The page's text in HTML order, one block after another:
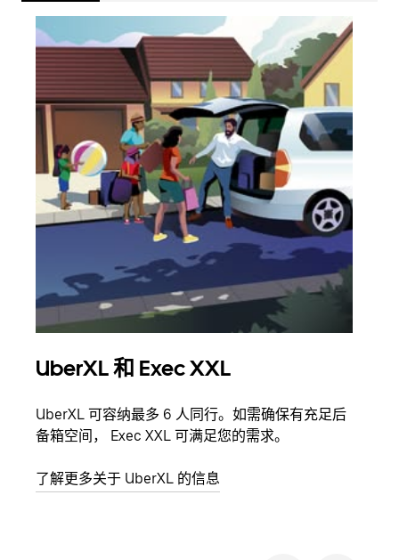
UberXL 和 Exec XXL
UberXL 可容纳最多 6 人同行。如需确保有充足后
备箱空间， Exec XXL 可满足您的需求。
了解更多关于 UberXL 的信息